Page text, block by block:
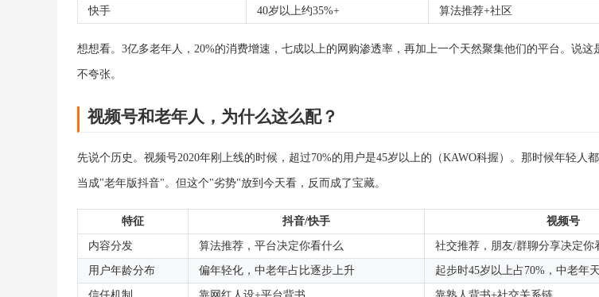
快手 40岁以上约35%+ 算法推荐+社区
想想看。3亿多老年人，20%的消费增速，七成以上的网购渗透率，再加上一个天然聚集他们的平台。说这
不夸张。
视频号和老年人，为什么这么配？
先说个历史。视频号2020年刚上线的时候，超过70%的用户是45岁以上的（KAWO科握）。那时候年轻人
当成"老年版抖音"。但这个"劣势"放到今天看，反而成了宝藏。
特征 抖音/快手 视频号
内容分发 算法推荐，平台决定你看什么 社交推荐，朋友/群聊分享决定你
用户年龄分布 偏年轻化，中老年占比逐步上升 起步时45岁以上占70%，中老年